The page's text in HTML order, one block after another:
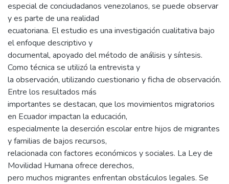
especial de conciudadanos venezolanos, se puede observar
y es parte de una realidad
ecuatoriana. El estudio es una investigación cualitativa bajo
el enfoque descriptivo y
documental, apoyado del método de análisis y síntesis.
Como técnica se utilizó la entrevista y
la observación, utilizando cuestionario y ficha de observación.
Entre los resultados más
importantes se destacan, que los movimientos migratorios
en Ecuador impactan la educación,
especialmente la deserción escolar entre hijos de migrantes
y familias de bajos recursos,
relacionada con factores económicos y sociales. La Ley de
Movilidad Humana ofrece derechos,
pero muchos migrantes enfrentan obstáculos legales. Se